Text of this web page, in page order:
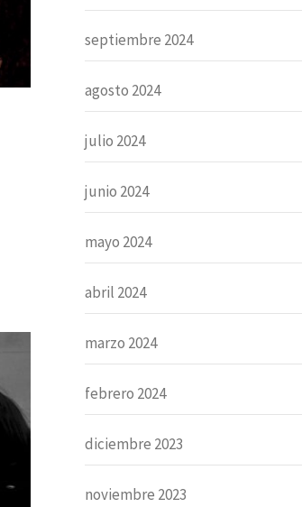
septiembre 2024
agosto 2024
julio 2024
junio 2024
mayo 2024
abril 2024
marzo 2024
febrero 2024
diciembre 2023
noviembre 2023